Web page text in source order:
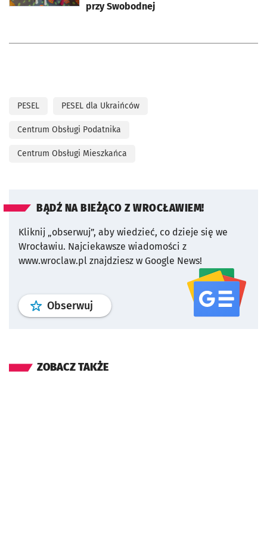
przy Swobodnej
PESEL PESEL dla Ukraińców
Centrum Obsługi Podatnika
Centrum Obsługi Mieszkańca
BĄDŹ NA BIEŻĄCO Z WROCŁAWIEM!
Kliknij „obserwuj”, aby wiedzieć, co dzieje się we
Wrocławiu. Najciekawsze wiadomości z
www.wroclaw.pl znajdziesz w Google News!
Obserwuj profil serwisu
ZOBACZ TAKŻE